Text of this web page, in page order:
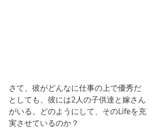
さて、彼がどんなに仕事の上で優秀だ
としても、彼には2人の子供達と嫁さん
がいる。どのようにして、そのLifeを充
実させているのか？